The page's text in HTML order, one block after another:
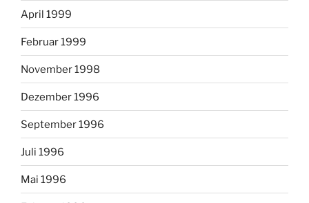
April 1999
Februar 1999
November 1998
Dezember 1996
September 1996
Juli 1996
Mai 1996